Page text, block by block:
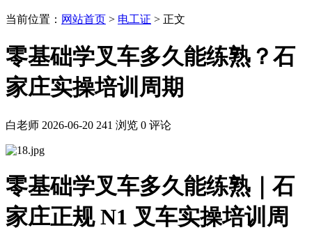
当前位置： 网站首页 > 电工证 > 正文
零基础学叉车多久能练熟？石
家庄实操培训周期
白老师 2026-06-20 241 浏览 0 评论
零基础学叉车多久能练熟｜石
家庄正规 N1 叉车实操培训周